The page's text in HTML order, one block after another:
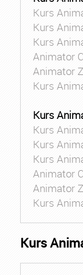
Kurs
Kurs
Kurs
Animator
Animator
Kurs
Kurs
Kurs
Kurs
Kurs
Animator
Animator
Kurs
Kurs